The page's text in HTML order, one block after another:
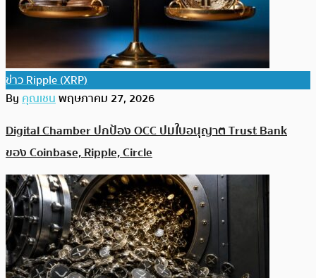
ข่าว Ripple (XRP)
Byคุณเชนพฤษภาคม 27, 2026
Digital Chamber ปกป้อง OCC ปมใบอนุญาต Trust Bank
ของ Coinbase, Ripple, Circle